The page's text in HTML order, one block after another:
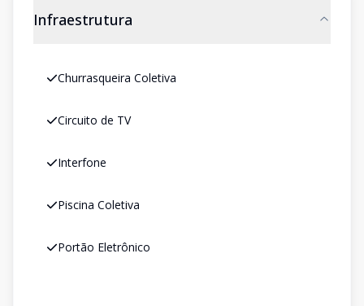
Infraestrutura
Churrasqueira Coletiva
Circuito de TV
Interfone
Piscina Coletiva
Portão Eletrônico